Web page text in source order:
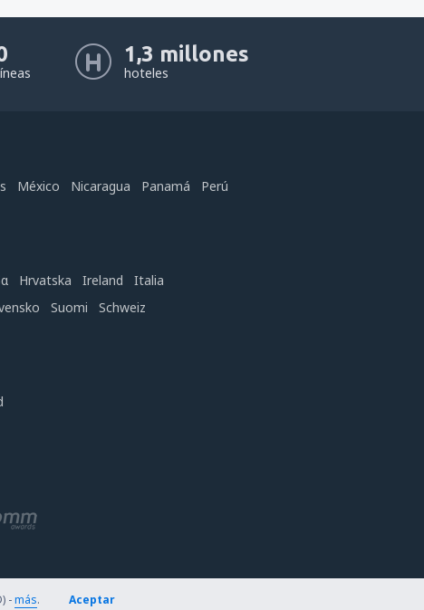
1,3 millones
hoteles
México Nicaragua Panamá
Perú
Hrvatska Ireland
Italia
Suomi
Schweiz
-más. Aceptar